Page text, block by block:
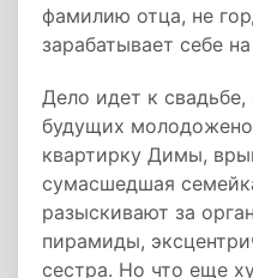
фамилию отца, не
зарабатывает себе
Дело идет к свадьбе,
будущих
квартирку Димы,
сумасшедшая
разыскивают за
пирамиды,
сестра. Но что еще